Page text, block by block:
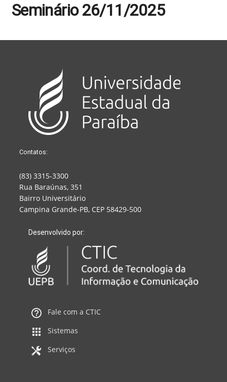
Seminário 26/11/2025
Contatos:
(83) 3315-3300
Rua Baraúnas, 351
Bairro Universitário
Campina Grande-PB, CEP 58429-500
Desenvolvido por:
Fale com a CTIC
Sistemas
Serviços